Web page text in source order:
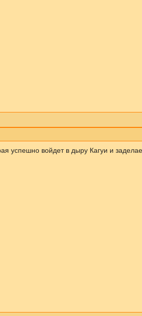
успешно войдет в дыру Кагуи и